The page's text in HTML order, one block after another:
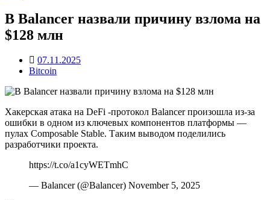
В Balancer назвали причину взлома на
$128 млн
07.11.2025
Bitcoin
Хакерская атака на DeFi -протокол Balancer произошла из-за
ошибки в одном из ключевых компонентов платформы —
пулах Composable Stable. Таким выводом поделились
разработчики проекта.
https://t.co/a1cyWETmhC
— Balancer (@Balancer) November 5, 2025